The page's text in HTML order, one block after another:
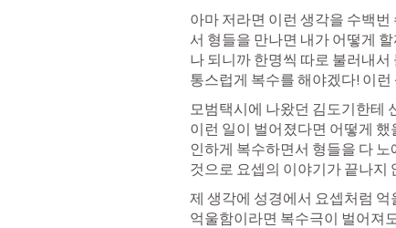
아마 저라면 이런 생각을 수백
서 형들을 만나면 내가 어떻게
나 되니까 한명씩 따로 불러내
통스럽게 복수를 해야겠다! 이
모범택시에 나왔던 김도기한테
이런 일이 벌어졌다면 어떻게
인하게 복수하면서 형들을 다
것으로 요셉의 이야기가 끝나지
제 생각에 성경에서 요셉처럼
억울함이라면 복수극이 벌어져